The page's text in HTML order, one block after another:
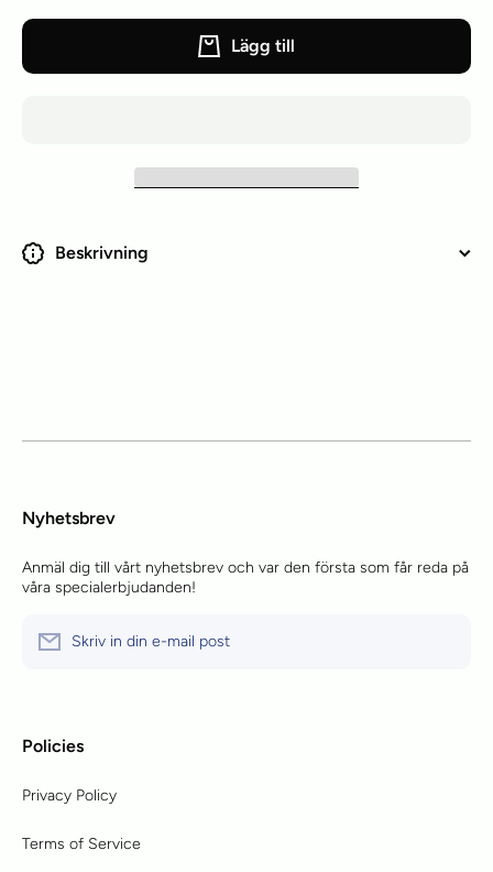
Lägg till
Beskrivning
Nyhetsbrev
Anmäl dig till vårt nyhetsbrev och var den första som får reda på
våra specialerbjudanden!
Skriv in din e-mail post
Policies
Privacy Policy
Terms of Service